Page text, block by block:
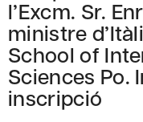
l’Excm. Sr.
ministre
School of
Sciences Po.
inscripció